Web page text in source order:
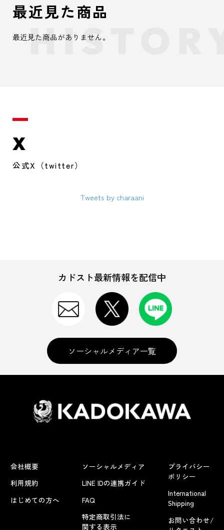
最近見た商品
最近見た商品がありません。
X
公式X（twitter）
Tweets by charaani
カドスト最新情報を配信中
ソーシャルメディア一覧
会社概要
利用規約
はじめての方へ
ソーシャルメディア
LINE IDの連携ガイド
FAQ
特定商取引法に
関する表示
プライバシー
ポリシー
International
Shipping
お問い合わせ/